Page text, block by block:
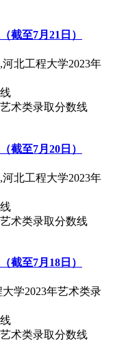
截至7月21日）
北工程大学2023年
术类录取分数线
截至7月20日）
北工程大学2023年
术类录取分数线
截至7月18日）
学2023年艺术类录
术类录取分数线